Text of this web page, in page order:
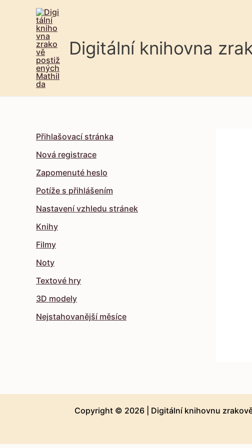
Digitální knihovna
Přihlašovací stránka
Nová registrace
Zapomenuté heslo
Potíže s přihlášením
Nastavení vzhledu stránek
Knihy
Filmy
Noty
Textové hry
3D modely
Nejstahovanější měsíce
Copyright © 2026 | Digitální knihovnu